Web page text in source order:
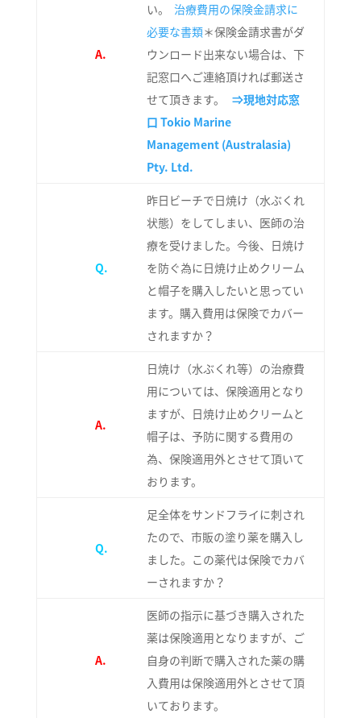
A.
い。
治療費用の保険金請求に
必要な書類＊保険金請求書がダ
ウンロード出来ない場合は、下
記窓口へご連絡頂ければ郵送さ
せて頂きます。
⇒現地対応窓
口 Tokio Marine
Management (Australasia)
Pty. Ltd.
Q.
昨日ビーチで日焼け（水ぶくれ
状態）をしてしまい、医師の治
療を受けました。今後、日焼け
を防ぐ為に日焼け止めクリーム
と帽子を購入したいと思ってい
ます。購入費用は保険でカバー
されますか？
A.
日焼け（水ぶくれ等）の治療費
用については、保険適用となり
ますが、日焼け止めクリームと
帽子は、予防に関する費用の
為、保険適用外とさせて頂いて
おります。
Q.
足全体をサンドフライに刺され
たので、市販の塗り薬を購入し
ました。この薬代は保険でカバ
ーされますか？
A.
医師の指示に基づき購入された
薬は保険適用となりますが、ご
自身の判断で購入された薬の購
入費用は保険適用外とさせて頂
いております。